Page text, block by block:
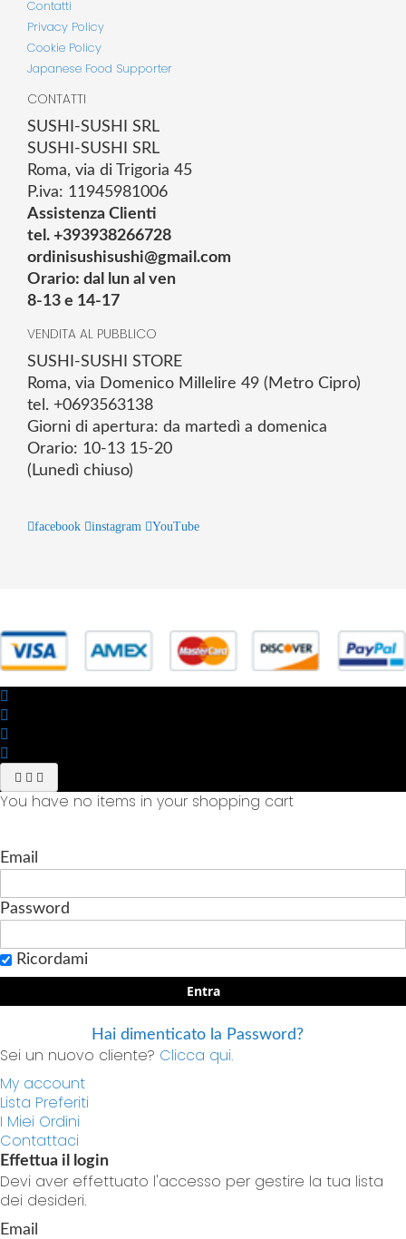
Contatti
Privacy Policy
Cookie Policy
Japanese Food Supporter
CONTATTI
SUSHI-SUSHI SRL
SUSHI-SUSHI SRL
Roma, via di Trigoria 45
P.iva: 11945981006
Assistenza Clienti
tel. +393938266728
ordinisushisushi@gmail.com
Orario: dal lun al ven
8-13 e 14-17
VENDITA AL PUBBLICO
SUSHI-SUSHI STORE
Roma, via Domenico Millelire 49 (Metro Cipro)
tel. +0693563138
Giorni di apertura: da martedì a domenica
Orario: 10-13 15-20
(Lunedì chiuso)
facebook instagram YouTube
You have no items in your shopping cart
Email
Password
Ricordami
Entra
Hai dimenticato la Password?
Sei un nuovo cliente? Clicca qui.
My account
Lista Preferiti
I Miei Ordini
Contattaci
Effettua il login
Devi aver effettuato l'accesso per gestire la tua lista
dei desideri.
Email